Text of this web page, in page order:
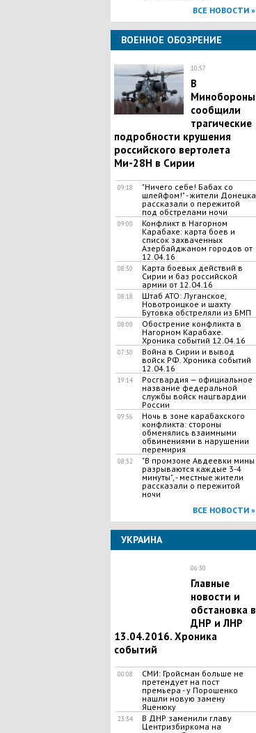
ВСЕ НОВОСТИ »
ВОЕННОЕ ОБОЗРЕНИЕ
10:57
В
Минобороны
сообщили
трагические
подробности крушения
российского вертолета
Ми-28H в Сирии
09:18
"Ничего себе! Бабах со
шлейфом!" - жители Донецка
рассказали о пережитой
под обстрелами ночи
09:00
Конфликт в Нагорном
Карабахе: карта боев и
список захваченных
Азербайджаном городов от
12.04.16
08:30
Карта боевых действий в
Сирии и баз российской
армии от 12.04.16
08:18
Штаб АТО: Луганское,
Новотроицкое и шахту
Бутовка обстреляли из БМП
08:00
Обострение конфликта в
Нагорном Карабахе.
Хроника событий 12.04.16
07:30
Война в Сирии и вывод
войск РФ. Хроника событий
12.04.16
19:14
Росгвардия — официальное
название федеральной
службы войск нацгвардии
России
09:56
Ночь в зоне карабахского
конфликта: стороны
обменялись взаимными
обвинениями в нарушении
перемирия
08:52
"В промзоне Авдеевки мины
разрываются каждые 3-4
минуты", - местные жители
рассказали о пережитой
ночи
ВСЕ НОВОСТИ »
УКРАИНА
06:30
Главные
новости и
обстановка в
ДНР и ЛНР
13.04.2016. Хроника
событий
00:08
СМИ: Гройсман больше не
претендует на пост
премьера - у Порошенко
нашли новую замену
Яценюку
23:34
В ДНР заменили главу
Центризбиркома на